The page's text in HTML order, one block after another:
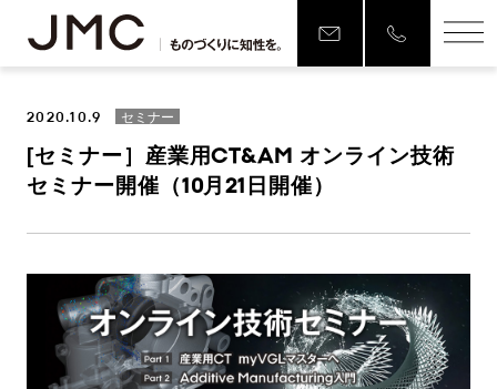
2020.10.9 セミナー
[セミナー］産業用CT&AM オンライン技術
セミナー開催（10月21日開催）